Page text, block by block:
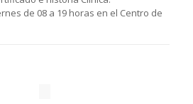
de 08 a 19 horas en el Centro de